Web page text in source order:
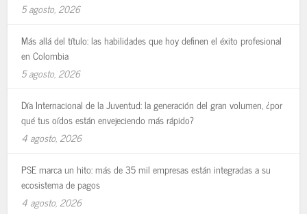
5 agosto, 2026
Más allá del título: las habilidades que hoy definen el éxito profesional
en Colombia
5 agosto, 2026
Día Internacional de la Juventud: la generación del gran volumen, ¿por
qué tus oídos están envejeciendo más rápido?
4 agosto, 2026
PSE marca un hito: más de 35 mil empresas están integradas a su
ecosistema de pagos
4 agosto, 2026